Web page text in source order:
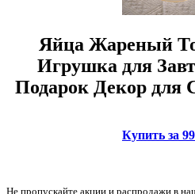
Яйца Жареный
Игрушка для
Подарок Декор для
Купить за
Не пропускайте акции и распродажи в